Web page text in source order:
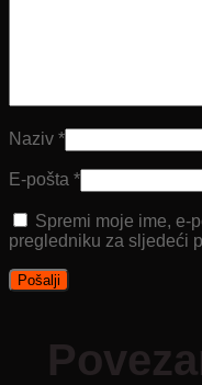
Naziv *
E-pošta *
Spremi moje ime, e-
pregledniku za sljedeći